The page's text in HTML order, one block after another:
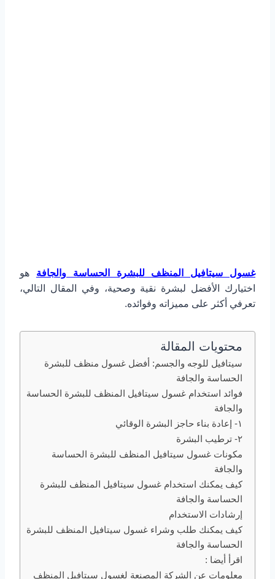
غسول سيتافيل المنظف للبشرة الحساسة والجافة هو
اختيارك الأفضل لبشرة نقية وصحية، وفي المقال التالي،
تعرفي أكثر على مميزاته وفوائده.
محتويات المقالة
سيتافيل للوجه والجسم: أفضل غسول منظف للبشرة
الحساسة والجافة
فوائد استخدام غسول سيتافيل المنظف للبشرة الحساسة
والجافة
١- إعادة بناء حاجز البشرة الوقائي
٢- ترطيب البشرة
مكونات غسول سيتافيل المنظف للبشرة الحساسة
والجافة
كيف يمكنك استخدام غسول سيتافيل المنظف للبشرة
الحساسة والجافة
إرشادات الاستخدام
كيف يمكنك طلب وشراء غسول سيتافيل المنظف للبشرة
الحساسة والجافة
اقرأ أيضا :
معلومات عن الشركة المصنعة لغسول سيتافيل المنظف